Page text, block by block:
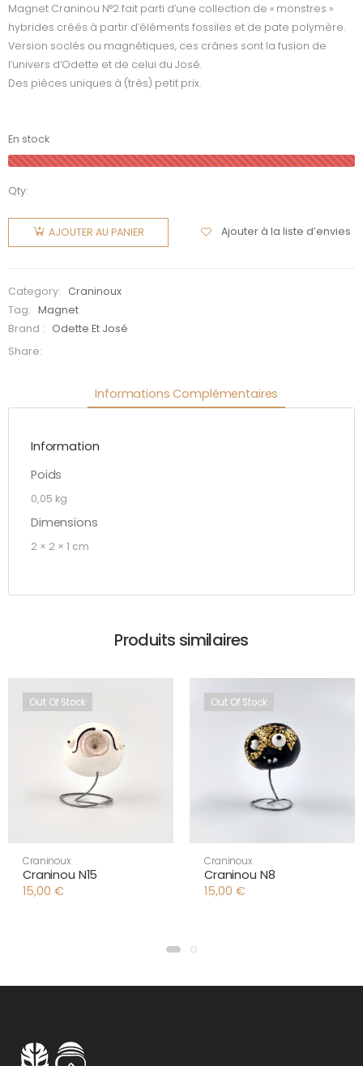
Magnet Craninou N°2 fait parti d’une collection de « monstres »
hybrides créés à partir d’éléments fossiles et de pate polymère.
Version soclés ou magnétiques, ces crânes sont la fusion de
l’univers d’Odette et de celui du José.
Des pièces uniques à (très) petit prix.
En stock
Qty:
quantité
de
Magnet
N2
AJOUTER AU PANIER Ajouter à la liste d’envies
Category:
Craninoux
Tag:
Magnet
Brand :
Odette Et José
Share:
Informations Complémentaires
Information
Poids
0,05 kg
Dimensions
2 × 2 × 1 cm
Produits similaires
Out Of Stock
Craninoux
Craninou N15
15,00 €
Out Of Stock
Craninoux
Craninou N8
15,00 €